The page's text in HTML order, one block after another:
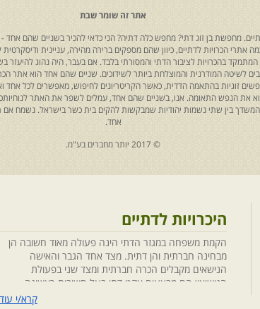
אתר זה שומר שבת
מחפשת בן זוג דתי? מחפש כלה דתיה? הכי כדאי להכיר בשניים שהם אחד -
הכרויות לדתיים, כיוון שהם מספקים ברירה מהירה, עניינית ודיסקרטית
המתמקד בהכרויות לציבור הדתי והמסורתי בלבד. אם בעבר, היה נהוג
לשיטה המודרנית והמוצלחת ביותר לשידוכים. שניים שהם אחד הוא אתר
זוגיות בהתאמה הדדית, כאשר הקריטריונים לחיפוש, מאפשרים לכל
את הנפש התאומה. אנו, בשניים שהם אחד, עמלים לשפר את האתר
המשדך בין שתי נשמות יהודיות שמבקשות להקים בית כשר בישראל. נשמח
אחד.
© 2017 יותר מחברים בע"מ.
היכרויות לדתיים
הקמת משפחה במגזר הדתי הינה פעולה מאוד חשובה הן
מבחינה חברתית והן דתית. מצד אחד הגבר והאישה
הנישאים מקבלים הכרה חברתית ומצד שני בפעולת
הנישואין הם מבצעים אקט דתי בעל חשיבות ראשונה
במעלה. חשוב לציין בהקשר זה שגם הגורמים למפגשקרא/י עוד